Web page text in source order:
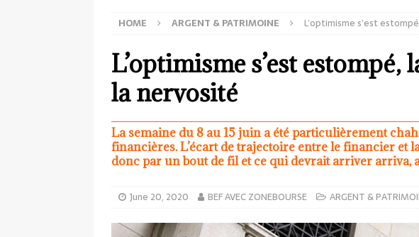
HOME ARGENT & PATRIMOINE L’optimisme s’est
L’optimisme s’est estompé,
la nervosité
La semaine du 8 au 15 juin a été particulièrement
financières. L’écart de trajectoire entre le financier et
donc par un bout de fil et ce qui devrait arriver arriva,
June 20, 2020 BEF AVEC ZONEBOURSE ARGENT &